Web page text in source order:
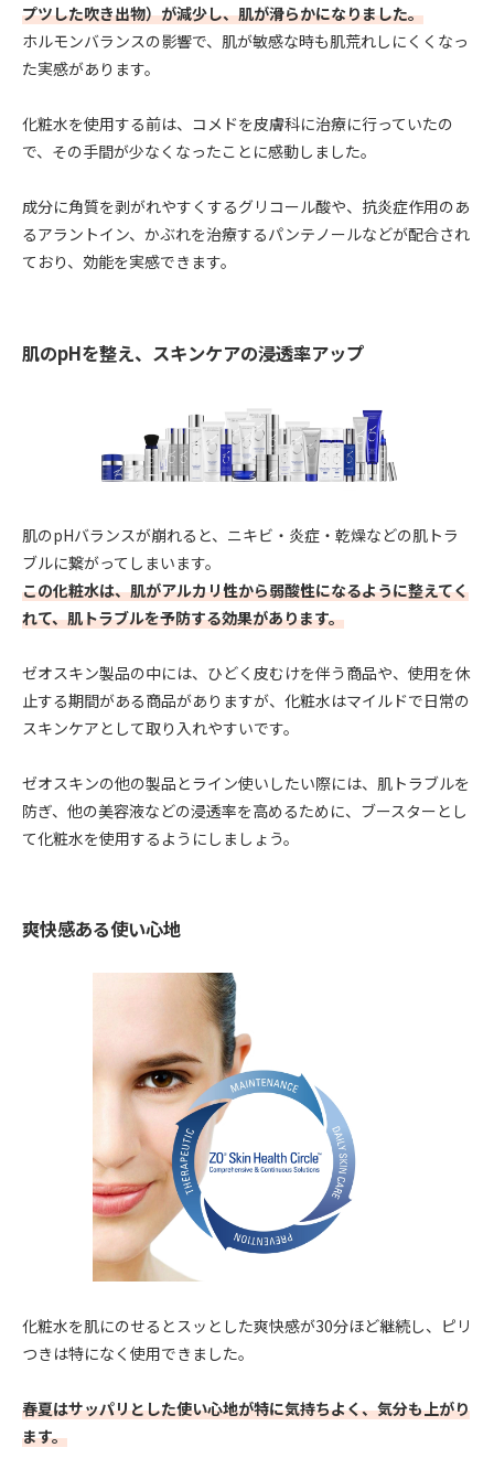
プツした吹き出物）が減少し、肌が滑らかになりました。
ホルモンバランスの影響で、肌が敏感な時も肌荒れしにくくなっ
た実感があります。
化粧水を使用する前は、コメドを皮膚科に治療に行っていたの
で、その手間が少なくなったことに感動しました。
成分に角質を剥がれやすくするグリコール酸や、抗炎症作用のあ
るアラントイン、かぶれを治療するパンテノールなどが配合され
ており、効能を実感できます。
肌のpHを整え、スキンケアの浸透率アップ
肌のpHバランスが崩れると、ニキビ・炎症・乾燥などの肌トラ
ブルに繋がってしまいます。
この化粧水は、肌がアルカリ性から弱酸性になるように整えてく
れて、肌トラブルを予防する効果があります。
ゼオスキン製品の中には、ひどく皮むけを伴う商品や、使用を休
止する期間がある商品がありますが、化粧水はマイルドで日常の
スキンケアとして取り入れやすいです。
ゼオスキンの他の製品とライン使いしたい際には、肌トラブルを
防ぎ、他の美容液などの浸透率を高めるために、ブースターとし
て化粧水を使用するようにしましょう。
爽快感ある使い心地
化粧水を肌にのせるとスッとした爽快感が30分ほど継続し、ピリ
つきは特になく使用できました。
春夏はサッパリとした使い心地が特に気持ちよく、気分も上がり
ます。